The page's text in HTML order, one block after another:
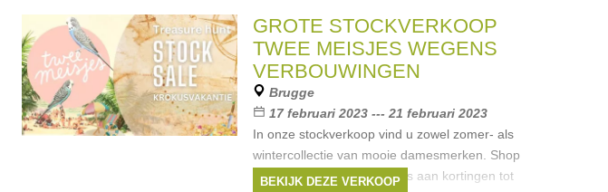
GROTE STOCKVERKOOP
TWEE MEISJES WEGENS
VERBOUWINGEN
Brugge
17 februari 2023 --- 21 februari 2023
In onze stockverkoop vind u zowel zomer- als
wintercollectie van mooie damesmerken. Shop
oa jurkjes, jeans, en blazers aan kortingen tot
BEKIJK DEZE VERKOOP